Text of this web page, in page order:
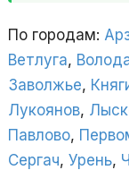
По городам:
Ветлуга,
Заволжье,
Лукоянов,
Павлово,
Сергач, Урень,